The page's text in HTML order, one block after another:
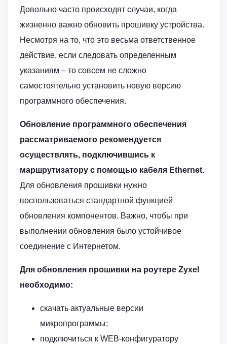
Довольно часто происходят случаи, когда
жизненно важно обновить прошивку устройства.
Несмотря на то, что это весьма ответственное
действие, если следовать определенным
указаниям – то совсем не сложно
самостоятельно установить новую версию
программного обеспечения.
Обновление программного обеспечения
рассматриваемого рекомендуется
осуществлять, подключившись к
маршрутизатору с помощью кабеля Ethernet.
Для обновления прошивки нужно
воспользоваться стандартной функцией
обновления компонентов. Важно, чтобы при
выполнении обновления было устойчивое
соединение с Интернетом.
Для обновления прошивки на роутере Zyxel
необходимо:
cкачать актуальные версии
микропрограммы;
подключиться к WEB-конфигуратору